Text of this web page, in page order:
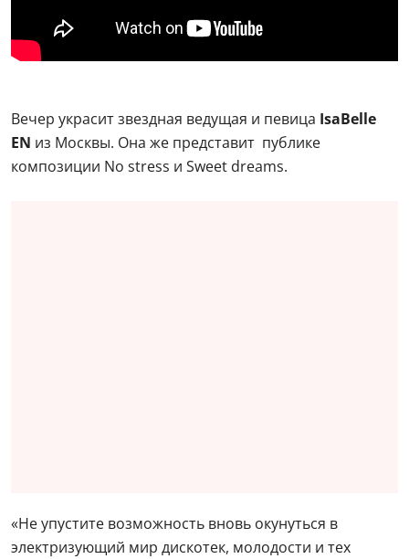
Вечер украсит звездная ведущая и певица IsaBelle
EN из Москвы. Она же представит публике
композиции No stress и Sweet dreams.
«Не упустите возможность вновь окунуться в
электризующий мир дискотек, молодости и тех